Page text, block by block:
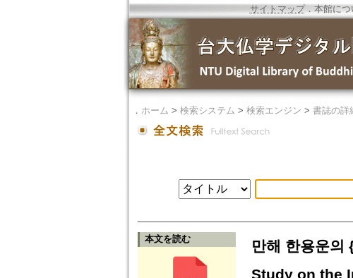
サイトマップ．本館につ
． ホーム > 検索システム > 検索エンジン > 書誌の詳
本文を読む
만해 한용운의